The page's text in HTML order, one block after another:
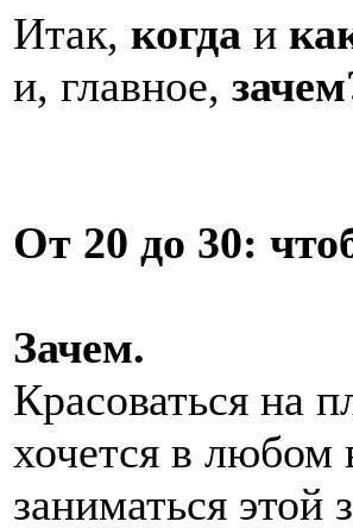
Итак, когда и
и, главное,
От 20 до 30:
Зачем.
Красоваться на
хочется в любом
заниматься